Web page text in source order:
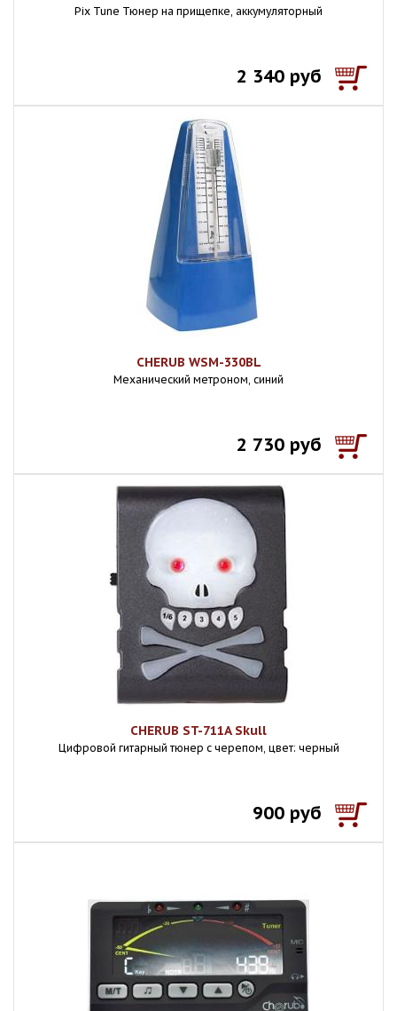
Pix Tune Тюнер на прищепке, аккумуляторный
2 340 руб
CHERUB WSM-330BL
Механический метроном, синий
2 730 руб
CHERUB ST-711A Skull
Цифровой гитарный тюнер с черепом, цвет: черный
900 руб